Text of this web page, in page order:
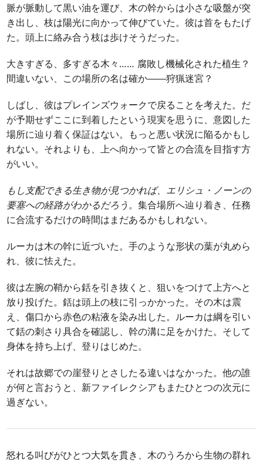
脈が脈動して黒い油を運び、木の幹からは小さな吸盤が突
き出し、枝は陽光に向かって伸びていた。彼は首をもたげ
た。頭上に絡み合う枝は歩けそうだった。
大きすぎる、多すぎる木々…… 腐敗し機械化された植生？
間違いない、この場所の名は確か――狩猟迷宮？
しばし、彼はプレインズウォークで戻ることを考えた。だ
が予期せずここに到着したという現実を思うに、意図した
場所に辿り着く保証はない。もっと悪い状況に陥るかもし
れない。それよりも、上へ向かって皆との合流を目指す方
がいい。
もし支配できる生き物が見つかれば、エリシュ・ノーンの
要塞への経路がわかるだろう。集合場所へ辿り着き、任務
に合流するだけの時間はまだあるかもしれない。
ルーカは木の幹に近づいた。手のような形状の葉が丸めら
れ、彼に怯えた。
彼は左腕の鞘から銛を引き抜くと、狙いをつけて上方へと
放り投げた。銛は頭上の枝に引っかかった。その木は震
え、傷口から赤色の粘液を染み出した。ルーカは綱を引い
て銛の刺さり具合を確認し、幹の溝に足をかけた。そして
身体を持ち上げ、登りはじめた。
それは故郷での崖登りとさしたる違いはなかった。他の誰
が何と言おうと、新ファイレクシアもまたひとつの次元に
過ぎない。
怒れる叫びがひとつ大気を貫き、木のうろから生物の群れ